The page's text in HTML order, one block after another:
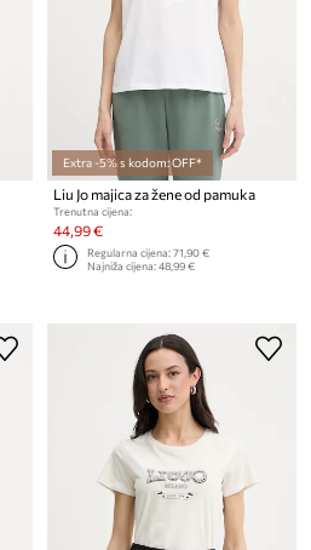
Extra -5% s kodom: OFF*
Liu Jo majica za žene od pamuka
Trenutna cijena:
44,99 €
Regularna cijena:71,90 €
Najniža cijena:48,99 €